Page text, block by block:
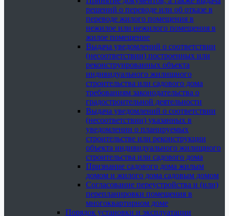
решений о переводе или об отказе в
переводе жилого помещения в
нежилое или нежилого помещения в
жилое помещение
Выдача уведомлений о соответствии
(несоответствии) построенных или
реконструированных объекта
индивидуального жилищного
строительства или садового дома
требованиям законодательства о
градостроительной деятельности
Выдача уведомлений о соответствии
(несоответствии) указанных в
уведомлении о планируемых
строительстве или реконструкции
объекта индивидуального жилищного
строительства или садового дома
Признание садового дома жилым
домом и жилого дома садовым домом
Согласование переустройства и (или)
перепланировки помещения в
многоквартирном доме
Порядок установки и эксплуатации